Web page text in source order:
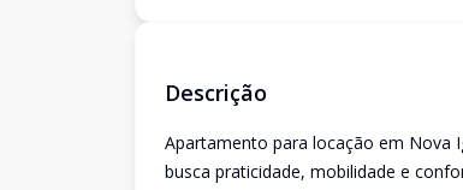
Descrição
Apartamento para locação em Nova
busca praticidade, mobilidade e